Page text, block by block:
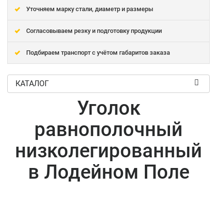
Уточняем марку стали, диаметр и размеры
Согласовываем резку и подготовку продукции
Подбираем транспорт с учётом габаритов заказа
КАТАЛОГ
Уголок
равнополочный
низколегированный
в Лодейном Поле